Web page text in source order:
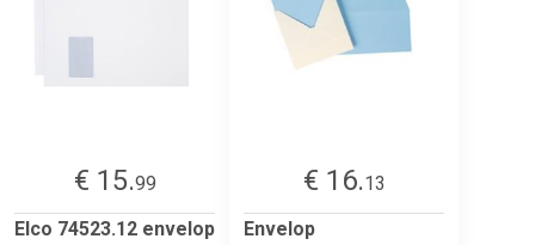
€ 15.99
Elco 74523.12 envelop
€ 16.13
Envelop